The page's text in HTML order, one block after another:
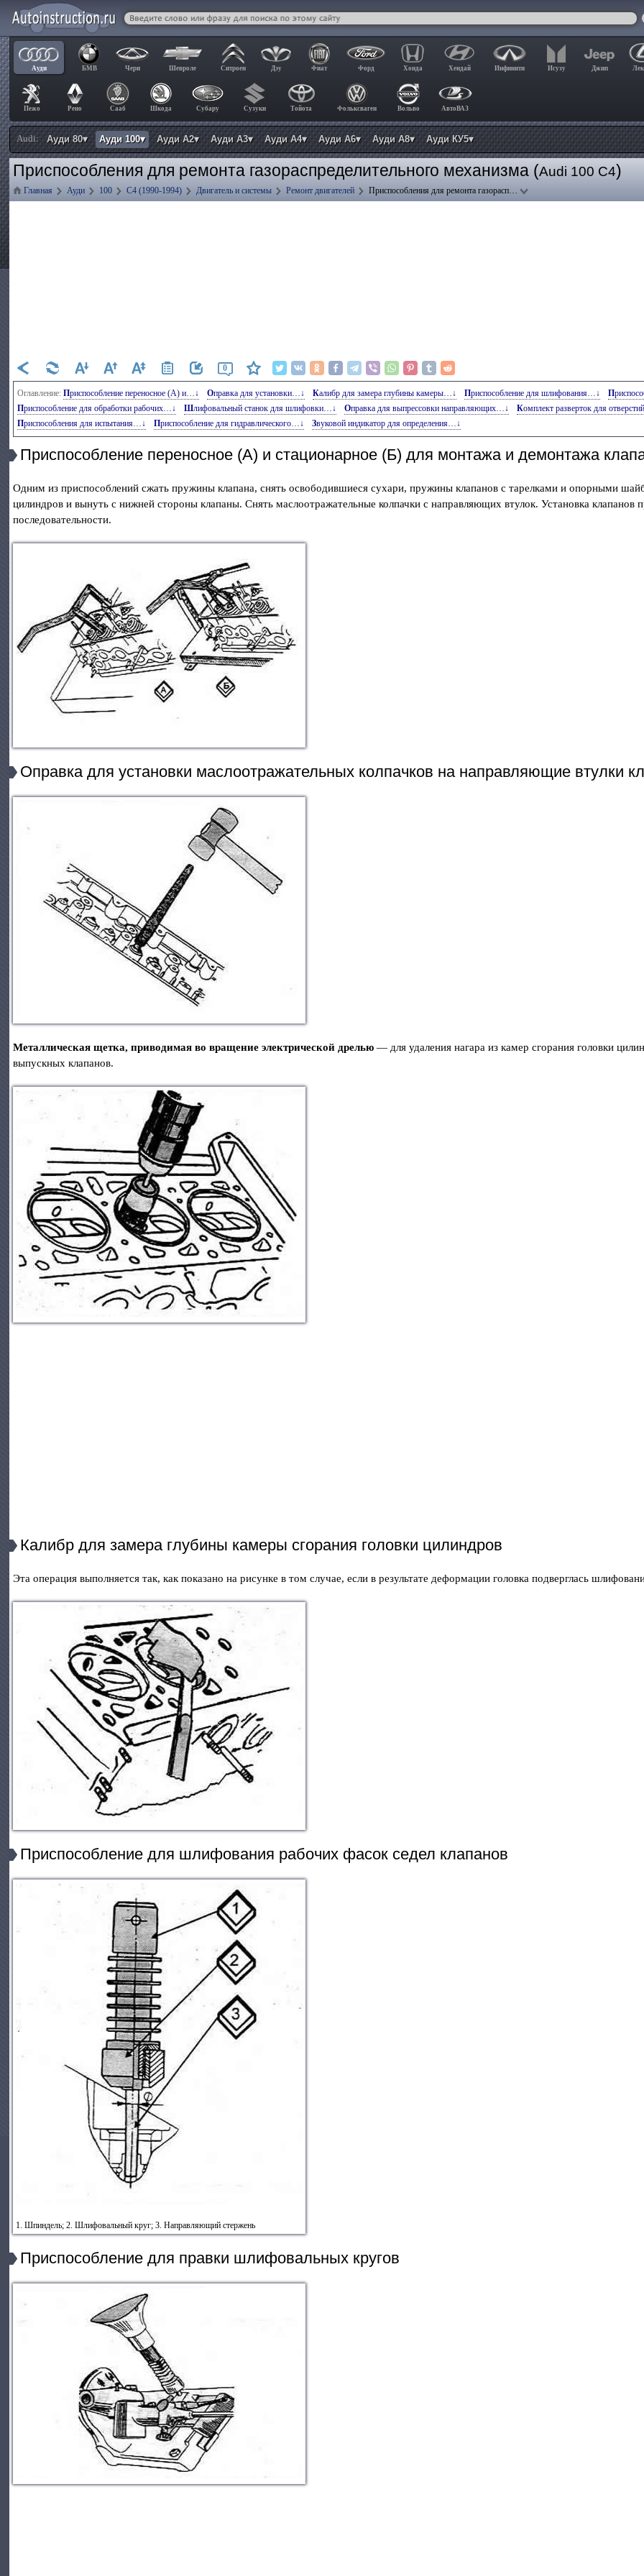
Ауди БМВ Чери Шевроле Ситроен Дэу Фиат Форд Хонда Хендай Инфинити Исузу Джип
Пежо Рено Сааб Шкода Субару Сузуки Тойота Фольксваген Вольво АвтоВАЗ
Audi: Ауди 80▾ Ауди 100▾ Ауди А2▾ Ауди А3▾ Ауди А4▾ Ауди А6▾ Ауди А8▾ Ауди КУ5▾
Приспособления для ремонта газораспределительного механизма (Audi 100 C4)
Главная Ауди 100 C4 (1990-1994) Двигатель и системы Ремонт двигателей Приспособления для ремонта газорасп…
0
Оглавление: Приспособление переносное (А) и…↓ Оправка для установки…↓ Калибр для замера глубины камеры…↓ Приспособление для шлифования…↓
Приспособление для обработки рабочих…↓
Шлифовальный станок для шлифовки…↓ Оправка для выпрессовки направляющих…↓
Комплект разверток для
Приспособления для испытания…↓
Приспособление для гидравлического…↓ Звуковой индикатор для определения…↓
Приспособление переносное (А) и стационарное (Б) для монтажа и демонтажа
Одним из приспособлений сжать пружины клапана, снять освободившиеся сухари, пружины клапанов с тарелками и опорными
цилиндров и вынуть с нижней стороны клапаны. Снять маслоотражательные колпачки с направляющих втулок. Установка клапанов
последовательности.
Оправка для установки маслоотражательных колпачков на направляющие втулки
Металлическая щетка, приводимая во вращение электрической дрелью — для удаления нагара из камер сгорания головки
выпускных клапанов.
Калибр для замера глубины камеры сгорания головки цилиндров
Эта операция выполняется так, как показано на рисунке в том случае, если в результате деформации головка подверглась
Приспособление для шлифования рабочих фасок седел клапанов
1. Шпиндель; 2. Шлифовальный круг; 3. Направляющий стержень
Приспособление для правки шлифовальных кругов